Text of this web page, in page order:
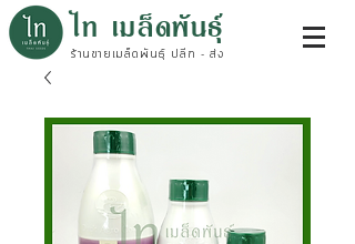
ไท เมล็ดพันธุ์
ร้านขายเมล็ดพันธุ์ ปลีก - ส่ง